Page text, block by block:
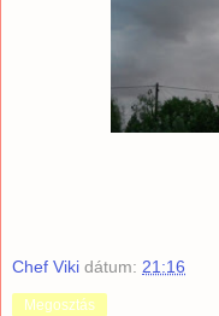
Chef Viki dátum: 21:16
Megosztás